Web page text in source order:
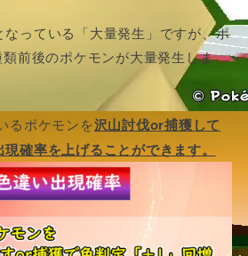
っている「大量発生」ですが、ポ
前後のポケモンが大量発生しま
るポケモンを沢山討伐or捕獲して
確率を上げることができます。